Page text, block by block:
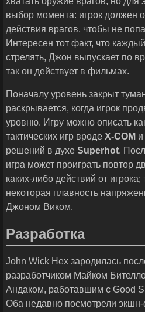
выбор момента: игрок должен
действия врагов, чтобы не
Интересен тот факт, что
стрелять, Джон выпускает по
так он действует в фильмах.
Поначалу уровень закрыт
раскрывается, когда игрок
уровню. Игру можно описать
тактических игр вроде X-COM
решений в духе Superhot.
игра может проиграть повтор
каких-либо действий от игрока;
некоторая плавность
Джоном Виком.
Разработка
John Wick Hex зародилась
разработчиком Майком
Андаком, работавшим с Good
Оба недавно посмотрели